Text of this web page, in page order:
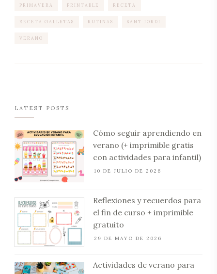
PRIMAVERA PRINTABLE RECETA
RECETA GALLETAS RUTINAS SANT JORDI
VERANO
LATEST POSTS
Cómo seguir aprendiendo en
verano (+ imprimible gratis
con actividades para infantil)
10 DE JULIO DE 2026
Reflexiones y recuerdos para
el fin de curso + imprimible
gratuito
29 DE MAYO DE 2026
Actividades de verano para